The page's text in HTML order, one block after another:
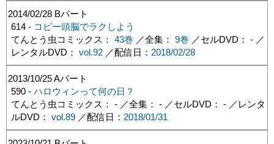
2014/02/28 Bパート
614 - コピー頭脳でラクしよう
てんとう虫コミックス： 43巻 ／全集： 9巻 ／セルDVD： - ／
レンタルDVD： vol.92／配信日： 2018/02/28
2013/10/25Aパート
590 - ハロウィンって何の日？
てんとう虫コミックス： - ／全集： - ／セルDVD： - ／レンタ
ルDVD： vol.89／配信日： 2018/01/31